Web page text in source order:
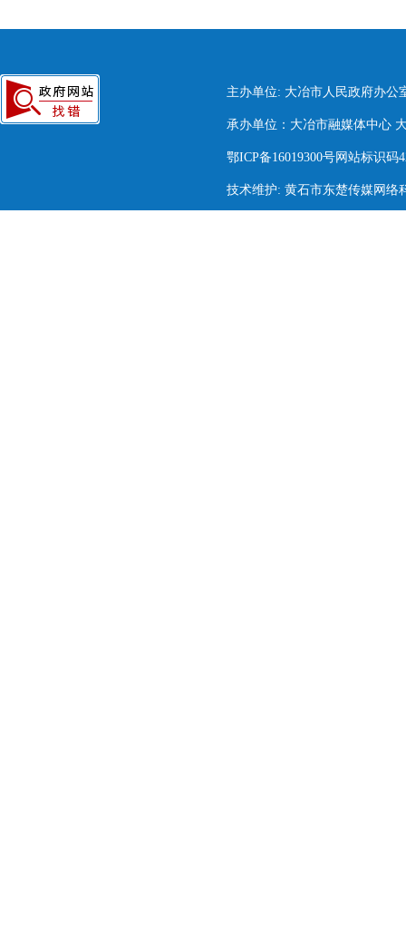
主办单位: 大冶市人民政府办公
承办单位：大冶市融媒体中心
鄂ICP备16019300号网站标识码
技术维护: 黄石市东楚传媒网络